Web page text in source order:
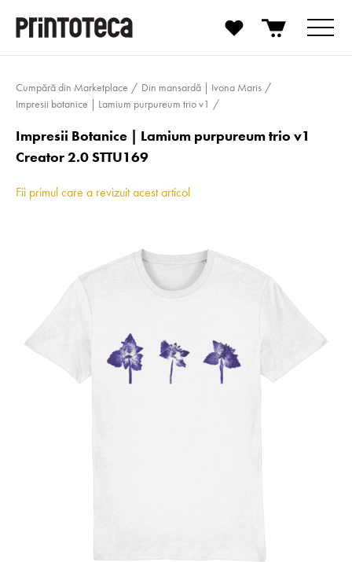
Cumpără din Marketplace
Din mansardă | Ivona Maris
Impresii botanice | Lamium purpureum trio v1
Impresii Botanice | Lamium purpureum trio v1
Creator 2.0 STTU169
Fii primul care a revizuit acest articol